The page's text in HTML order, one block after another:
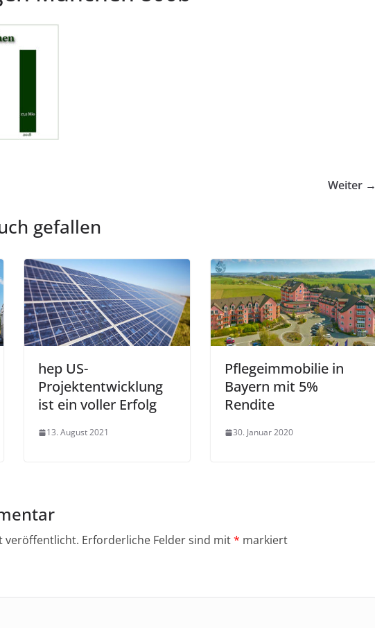
Weiter →
gefallen
hep US-
Projektentwicklung
ist ein voller Erfolg
13. August 2021
Pflegeimmobilie in
Bayern mit 5%
Rendite
30. Januar 2020
veröffentlicht. Erforderliche Felder sind mit* markiert